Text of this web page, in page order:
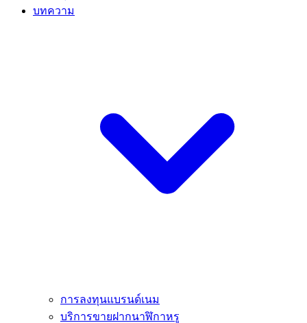
บทความ
การลงทุนแบรนด์เนม
บริการขายฝากนาฬิกาหรู